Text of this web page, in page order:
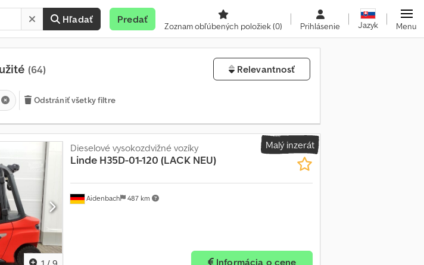
Hľadať Predať
Zoznam obľúbených položiek(0) Prihlásenie Jazyk Menu
(64) Relevantnosť
Odstrániť všetky filtre
Malý inzerát
Aidenbach 487 km
Dieselové vysokozdvižné vozíky
Linde H35D-01-120 (LACK NEU)
Informácia o cene